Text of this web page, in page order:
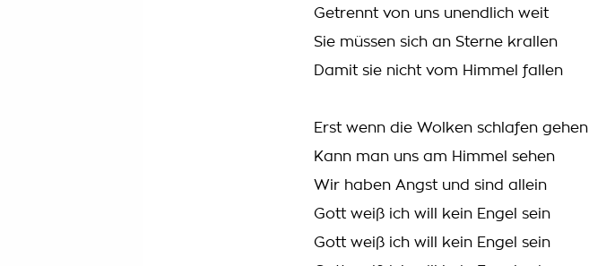
Getrennt von uns unendlich weit
Sie müssen sich an Sterne krallen
Damit sie nicht vom Himmel fallen
Erst wenn die Wolken schlafen gehen
Kann man uns am Himmel sehen
Wir haben Angst und sind allein
Gott weiß ich will kein Engel sein
Gott weiß ich will kein Engel sein